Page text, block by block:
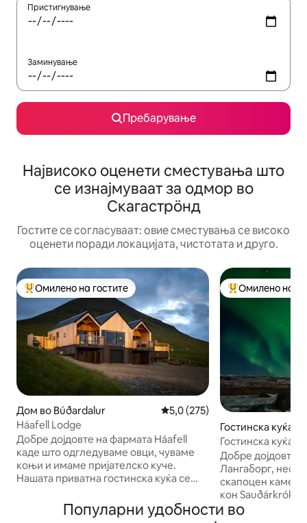
Пристигнување
Заминување
Пребарување
Највисоко оценети сместувања што
се изнајмуваат за одмор во
Скагастрöнд
Гостите се согласуваат: овие сместувања се високо
оценети поради локацијата, чистотата и друго.
Меѓу најуспешните „Омилени на гостите“
Омилено на гостите
Дом во Búðardalur Просечна оцена: 5,0 од 5,
5,0 (275)
Háafell Lodge
Добре дојдовте на фармата Háafell
каде што одгледуваме овци, чуваме
коњи и имаме пријателско куче.
Нашата приватна гостинска куќа се
нагоре по планина на 130 метри
надморска височина. Неодамна е
МеѓуОмилено на
Гостинска куќа
ókur
Гостинска куќа
Добре дојдовте
Лангаборг,
скапоцен камен
кон
Ова спокојно
Популарни удобности во